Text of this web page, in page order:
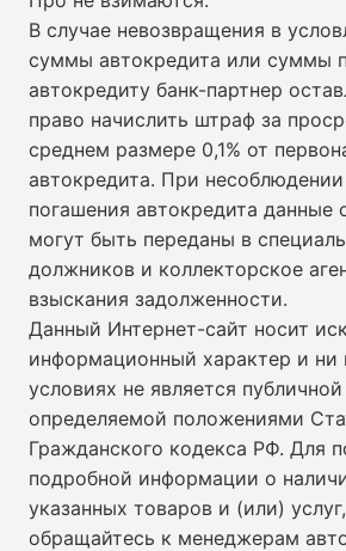
В случае невозвращения в
суммы автокредита или суммы
автокредиту банк-партнер
право начислить штраф за
среднем размере 0,1% от
автокредита. При
погашения автокредита данные
могут быть переданы в
должников и коллекторское
взыскания задолженности.
Данный Интернет-сайт носит
информационный характер и ни
условиях не является
определяемой положениями
Гражданского кодекса РФ. Для
подробной информации о
указанных товаров и (или)
обращайтесь к менеджерам